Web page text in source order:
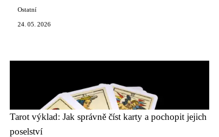
Ostatní
24. 05. 2026
Tarot výklad: Jak správně číst karty a pochopit jejich
poselství